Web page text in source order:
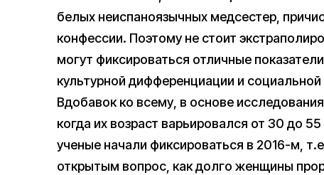
белых неиспаноязычных медсестер,
конфессии. Поэтому не стоит
могут фиксироваться отличные
культурной дифференциации и
Вдобавок ко всему, в основе
когда их возраст варьировался от 30 до
ученые начали фиксироваться в 2016-м,
открытым вопрос, как долго женщины